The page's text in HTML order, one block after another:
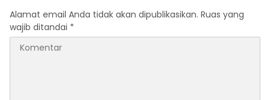
Alamat email Anda tidak akan dipublikasikan. Ruas yang
wajib ditandai *